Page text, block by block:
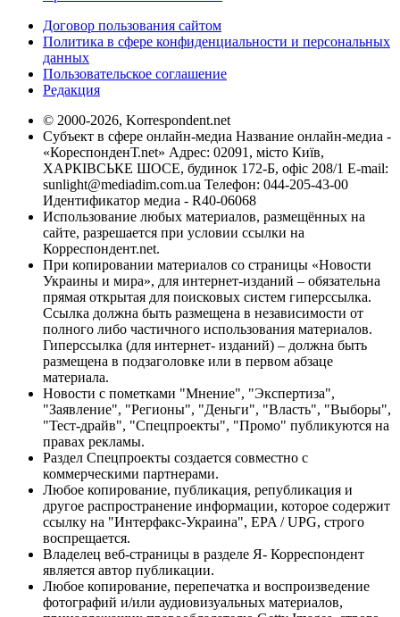
Договор пользования сайтом
Политика в сфере конфиденциальности и персональных
данных
Пользовательское соглашение
Редакция
© 2000-2026, Korrespondent.net
Субъект в сфере онлайн-медиа Название онлайн-медиа -
«КореспонденТ.net» Адрес: 02091, місто Київ,
ХАРКІВСЬКЕ ШОСЕ, будинок 172-Б, офіс 208/1 E-mail:
sunlight@mediadim.com.ua Телефон: 044-205-43-00
Идентификатор медиа - R40-06068
Использование любых материалов, размещённых на
сайте, разрешается при условии ссылки на
Корреспондент.net.
При копировании материалов со страницы «Новости
Украины и мира», для интернет-изданий – обязательна
прямая открытая для поисковых систем гиперссылка.
Ссылка должна быть размещена в независимости от
полного либо частичного использования материалов.
Гиперссылка (для интернет- изданий) – должна быть
размещена в подзаголовке или в первом абзаце
материала.
Новости с пометками "Мнение", "Экспертиза",
"Заявление", "Регионы", "Деньги", "Власть", "Выборы",
"Тест-драйв", "Спецпроекты", "Промо" публикуются на
правах рекламы.
Раздел Спецпроекты создается совместно с
коммерческими партнерами.
Любое копирование, публикация, републикация и
другое распространение информации, которое содержит
ссылку на "Интерфакс-Украина", EPA / UPG, строго
воспрещается.
Владелец веб-страницы в разделе Я- Корреспондент
является автор публикации.
Любое копирование, перепечатка и воспроизведение
фотографий и/или аудиовизуальных материалов,